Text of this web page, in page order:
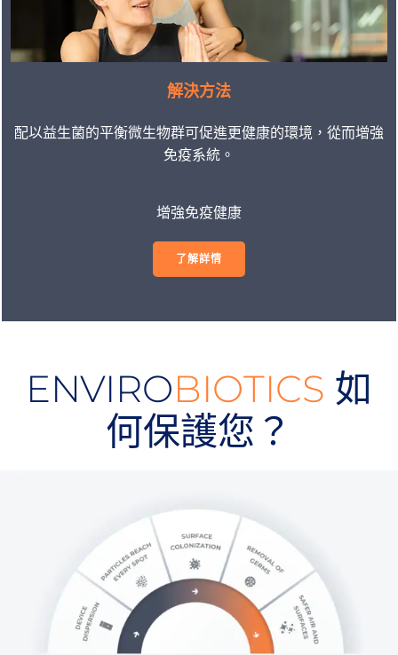
解決方法
配以益生菌的平衡微生物群可促進更健康的環境，從而增強
免疫系統。
增強免疫健康
了解詳情
ENVIROBIOTICS 如
何保護您？